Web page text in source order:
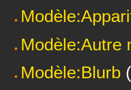
Modèle:Autre
Modèle:Blurb